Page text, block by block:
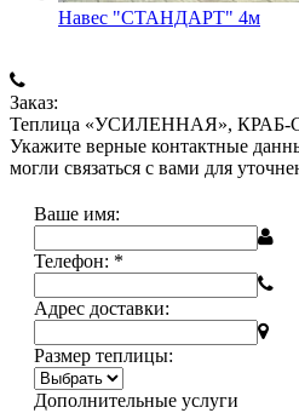
Навес "СТАНДАРТ" 4м
Заказ:
Теплица «УСИЛЕННАЯ»,
Укажите верные контактные
могли связаться с вами для
Ваше имя:
Телефон: *
Адрес доставки:
Размер теплицы:
Дополнительные услуги